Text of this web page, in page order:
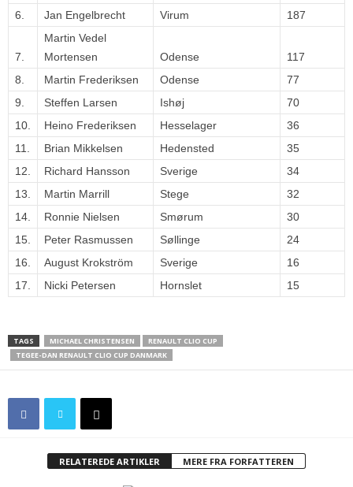
6.
Jan Engelbrecht Virum 187
7.
Martin Vedel
Mortensen
Odense
117
8.
Martin Frederiksen Odense
77
9.
Steffen Larsen Ishøj
70
10.
Heino Frederiksen Hesselager
36
11.
Brian Mikkelsen Hedensted
35
12.
Richard Hansson Sverige
34
13.
Martin Marrill Stege
32
14.
Ronnie Nielsen Smørum
30
15.
Peter Rasmussen Søllinge
24
16.
August Krokström Sverige
16
17.
Nicki Petersen Hornslet 15
TAGS MICHAEL CHRISTENSEN
RENAULT CLIO CUP
TEGEE-DAN RENAULT CLIO CUP DANMARK
RELATEREDE ARTIKLER MERE FRA FORFATTEREN